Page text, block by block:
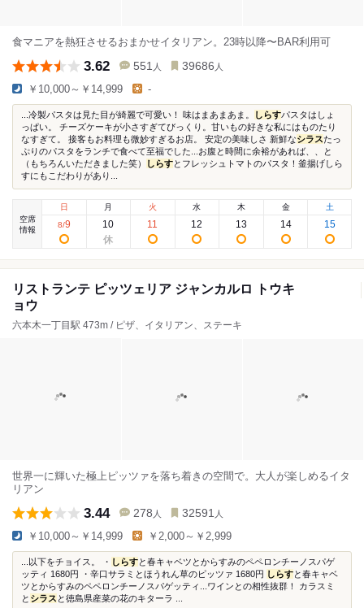
食マニアを熱狂させるおまかせイタリアン。23時以降〜BAR利用可
3.62 551 人 39686 人
￥10,000～￥14,999 -
...冷製パスタは見た目が綺麗で可愛い！ 味はまあまあま。 しらすパスタはしょ
っぱい。 チーズケーキが小さすぎてびっくり。甘いもの好きな私にはものたり
なすぎて。 接客もお料理も微妙すぎるお店。 安定の美味しさ 新鮮なシラスたっ
ぷりのパスタをランチで食べて至福でした...お腹と時間に余裕があれば、、と
（もちろんいただきました笑）
しらすとフレッシュトマトのパスタ！釜揚げしら
すにもこだわりがあり...
空席
情報
日
8/9
月
10
火
11
水
12
木
13
金
14
土
15
リストランテ ピッツェリア ジャンカルロ トウキ
ョウ
六本木一丁目駅 473m / ピザ、イタリアン、ステーキ
世界一に輝いた極上ピッツァを落ち着きの空間で。大人が楽しめるイタ
リアン
3.44 278 人 32591 人
￥10,000～￥14,999 ￥2,000～￥2,999
...以下をチョイス。 ・ しらすと春キャベツとからすみのペペロンチーノスパゲ
ッティ 1680円 ・辛口サラミとほうれん草のピッツァ 1680円 しらすと春キャベ
ツとからすみのペペロンチーノスパゲッティ...ワインとの相性抜群！ カラスミ
と シラス と徳島県産菜の花のキターラ ...